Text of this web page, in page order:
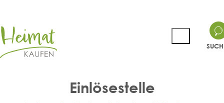
Einlösestelle